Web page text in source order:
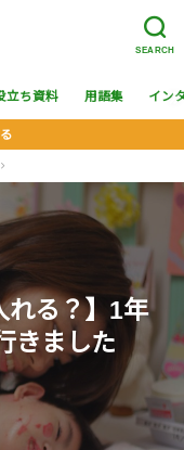
SEARCH
立ち資料 用語集 イン
れる？】1年
きました